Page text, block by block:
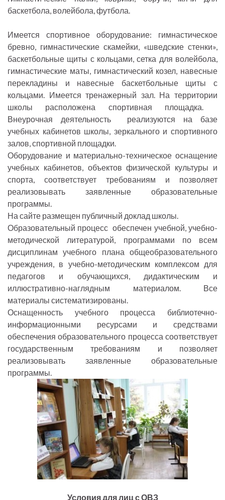
баскетбола, волейбола, футбола.
Имеется спортивное оборудование: гимнастическое
бревно, гимнастические скамейки, «шведские стенки»,
баскетбольные щиты с кольцами, сетка для волейбола,
гимнастические маты, гимнастический козел, навесные
перекладины и навесные баскетбольные щиты с
кольцами. Имеется тренажерный зал. На территории
школы расположена спортивная площадка.
Внеурочная деятельность реализуются на базе
учебных кабинетов школы, зеркального и спортивного
залов, спортивной площадки.
Оборудование и материально-техническое оснащение
учебных кабинетов, объектов физической культуры и
спорта, соответствует требованиям и позволяет
реализовывать заявленные образовательные
программы.
На сайте размещен публичный доклад школы.
Образовательный процесс обеспечен учебной, учебно-
методической литературой, программами по всем
дисциплинам учебного плана общеобразовательного
учреждения, в учебно-методическим комплексом для
педагогов и обучающихся, дидактическим и
иллюстративно-наглядным материалом. Все
материалы систематизированы.
Оснащенность учебного процесса библиотечно-
информационными ресурсами и средствами
обеспечения образовательного процесса соответствует
государственным требованиям и позволяет
реализовывать заявленные образовательные
программы.
Условия для лиц с ОВЗ